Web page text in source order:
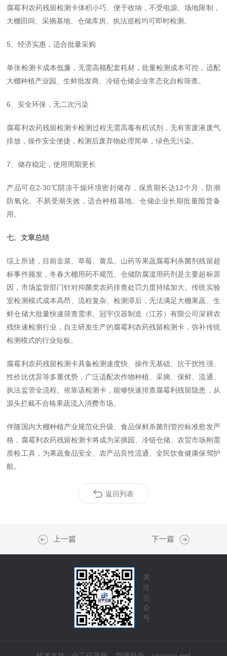
腐霉利农药残留检测卡体积小巧、便于收纳，不受电源、场地限制，
大棚田间、采摘基地、仓储库房、执法巡检均可即时检测。
5、经济实惠，适合批量采购
单张检测卡成本低廉，无需高额配套耗材，批量检测成本可控，适配
大棚种植产业园、生鲜批发商、冷链仓储企业常态化自检筛查。
6、安全环保，无二次污染
腐霉利农药残留检测卡检测过程无需高毒有机试剂，无有害废液废气
排放，操作安全便捷，检测后废弃物处理简单，绿色无污染。
7、储存稳定，使用周期更长
产品可在2-30℃阴凉干燥环境密封储存，保质期长达12个月，防潮
防氧化、不易受潮失效，适合种植基地、仓储企业长期批量囤货备
用。
七、文章总结
综上所述，目前韭菜、草莓、黄瓜、山药等果蔬腐霉利杀菌剂残留超
标事件频发，冬春大棚用药不规范、仓储防腐滥用药剂是主要超标原
因，市场监管部门针对抑菌类农药排查处罚力度持续加大。传统实验
室检测模式成本高昂、流程复杂、检测滞后，无法满足大棚果蔬、生
鲜仓储大批量快速筛查需求。冠宇仪器制造（江苏）有限公司深耕农
残快速检测行业，自主研发生产的腐霉利农药残留检测卡，弥补传统
检测模式的行业短板。
腐霉利农药残留检测卡具备检测速度快、操作无基础、抗干扰性强、
性价比优异等多重优势，广泛适配农作物种植、采摘、保鲜、流通、
执法监管全流程。依靠该检测卡，能够快速排查腐霉利残留隐患，从
源头拦截不合格果蔬流入消费市场。
伴随国内大棚种植产业规范化升级、食品保鲜杀菌剂管控标准愈发严
格，腐霉利农药残留检测卡将成为采摘园、冷链仓储、农贸市场刚需
质检工具，为果蔬食品安全、农产品良性流通、全民饮食健康保驾护
航。
返回列表
上一篇 下一篇
关
注
公
众
号